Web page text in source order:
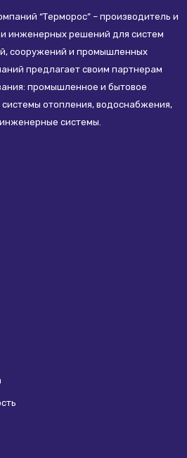
“Терморос” – производитель и
инженерных решений для систем
сооружений и промышленных
предлагает своим партнерам
промышленное и бытовое
отопления, водоснабжения,
системы.